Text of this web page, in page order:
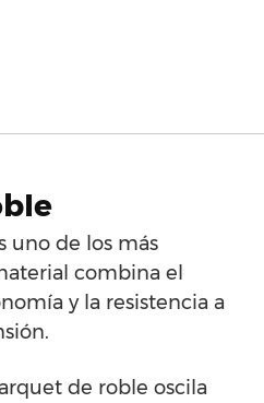
uno de los más
combina el
y la resistencia a
de roble oscila